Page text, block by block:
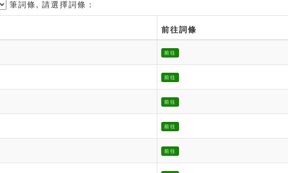
筆詞條, 請選擇詞條：
前往詞條
前往
前往
前往
前往
前往